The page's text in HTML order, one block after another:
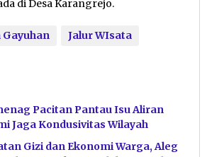
di Desa Karangrejo.
Gayuhan
Jalur WIsata
Pacitan Pantau Isu Aliran
Jaga Kondusivitas Wilayah
Gizi dan Ekonomi Warga, Aleg